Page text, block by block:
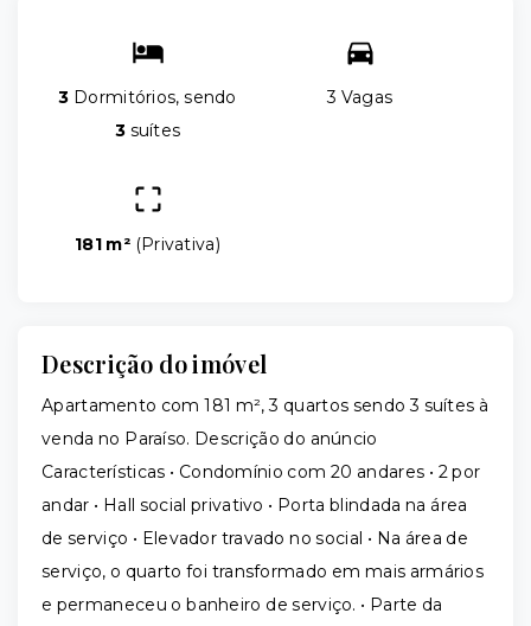
3 Dormitórios, sendo
3suítes
3 Vagas
181 m² (Privativa)
Descrição do imóvel
Apartamento com 181 m², 3 quartos sendo 3 suítes à
venda no Paraíso. Descrição do anúncio
Características • Condomínio com 20 andares • 2 por
andar • Hall social privativo • Porta blindada na área
de serviço • Elevador travado no social • Na área de
serviço, o quarto foi transformado em mais armários
e permaneceu o banheiro de serviço. • Parte da